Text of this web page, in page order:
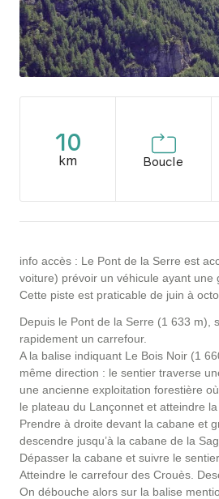
10
km Boucle
info accès : Le Pont de la Serre est
voiture) prévoir un véhicule ayant une
Cette piste est praticable de juin à
Depuis le Pont de la Serre (1 633 m),
rapidement un carrefour.
A la balise indiquant Le Bois Noir (1
même direction : le sentier traverse
une ancienne exploitation forestière
le plateau du Lançonnet et atteindre la
Prendre à droite devant la cabane et
descendre jusqu’à la cabane de la
Dépasser la cabane et suivre le
Atteindre le carrefour des Crouès.
On débouche alors sur la balise